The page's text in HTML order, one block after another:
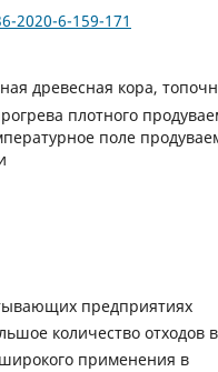
2020-6-159-171
древесная кора,
плотного
поле
предприятиях
количество отходов
применения в